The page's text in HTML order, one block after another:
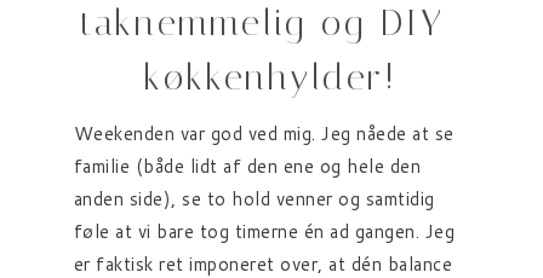
taknemmelig og DIY-
køkkenhylder!
Weekenden var god ved mig. Jeg nåede at se
familie (både lidt af den ene og hele den
anden side), se to hold venner og samtidig
føle at vi bare tog timerne én ad gangen. Jeg
er faktisk ret imponeret over, at dén balance